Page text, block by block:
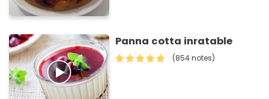
Panna cotta inratable
(854 notes)